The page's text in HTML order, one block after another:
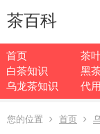
茶百科
首页 茶
白茶知识
黑
乌龙茶知识
代
您的位置 首页